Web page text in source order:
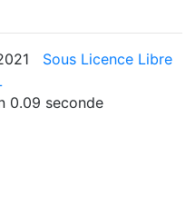
Sous Licence Libre
0.09 seconde